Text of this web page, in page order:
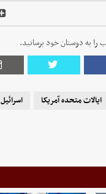
را به دوستان خود برسانید.
ایالات متحده آمریکا اسرائیل